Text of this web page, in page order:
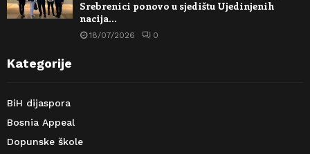
Srebrenici ponovo u sjedištu Ujedinjenih
nacija…
18/07/2026 0
Kategorije
BiH dijaspora
Bosnia Appeal
Dopunske škole